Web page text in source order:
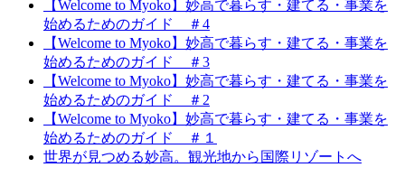
【Welcome to Myoko】妙高で暮らす・建てる・事業を
始めるためのガイド ＃4
【Welcome to Myoko】妙高で暮らす・建てる・事業を
始めるためのガイド ＃3
【Welcome to Myoko】妙高で暮らす・建てる・事業を
始めるためのガイド ＃2
【Welcome to Myoko】妙高で暮らす・建てる・事業を
始めるためのガイド ＃１
世界が見つめる妙高。観光地から国際リゾートへ